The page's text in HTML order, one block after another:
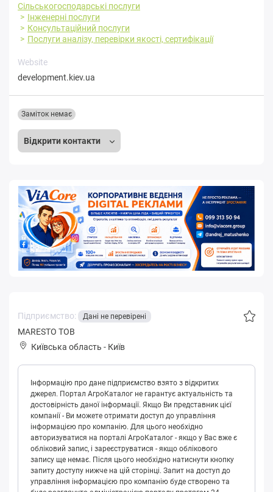
Сільськогосподарські послуги
Інженерні послуги
Консультаційний послуги
Послуги аналізу, перевірки якості, сертифікації
Website
development.kiev.ua
Відкрити контакти
Заміток немає
Підприємство: Дані не перевірені
MARESTO ТОВ
Київська область - Київ
Інформацію про дане підприємство взято з відкритих
джерел. Портал АгроКаталог не гарантує актуальність та
достовірність даної інформації. Якщо Ви представник цієї
компанії - Ви можете отримати доступ до управління
інформацією про компанію. Для цього необхідно
авторизуватися на порталі АгроКаталог - якщо у Вас вже є
обліковий запис, і зареєструватися - якщо облікового
запису ще немає. Після цього необхідно натиснути кнопку
запиту доступу нижче на цій сторінці. Запит на доступ до
управління інформацією про компанію буде створено та